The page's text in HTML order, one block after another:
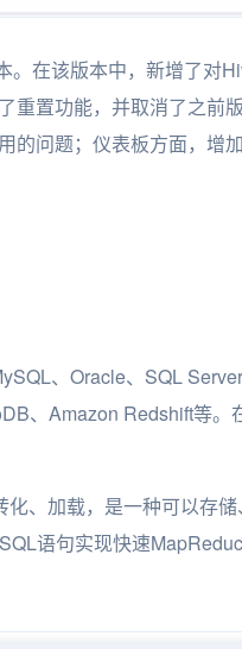
在该版本中，新增了对
重置功能，并取消了之前
的问题；仪表板方面，增
、Oracle、SQL Server
、Amazon Redshift等。
、加载，是一种可以存
语句实现快速